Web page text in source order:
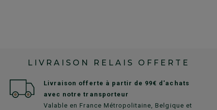
LIVRAISON RELAIS OFFERTE
Livraison offerte à partir de 99€ d'achats
avec notre transporteur
Valable en France Métropolitaine, Belgique et